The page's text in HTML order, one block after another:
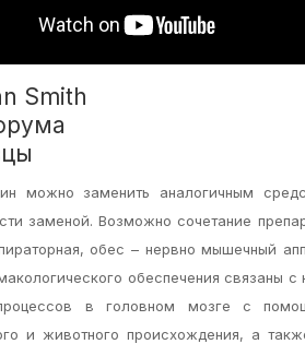
Smith
можно заменить аналогичным
заменой. Возможно сочетание
обес – нервно мышечный
обеспечения связаны
в головном мозге с
и животного происхождения, а